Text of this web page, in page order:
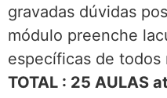
gravadas dúvidas
módulo preenche
específicas de todos
TOTAL : 25 AULAS